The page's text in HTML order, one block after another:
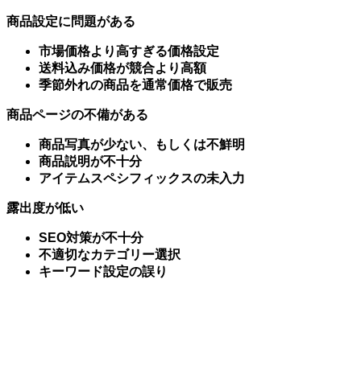
商品設定に問題がある
市場価格より高すぎる価格設定
送料込み価格が競合より高額
季節外れの商品を通常価格で販売
商品ページの不備がある
商品写真が少ない、もしくは不鮮明
商品説明が不十分
アイテムスペシフィックスの未入力
露出度が低い
SEO対策が不十分
不適切なカテゴリー選択
キーワード設定の誤り